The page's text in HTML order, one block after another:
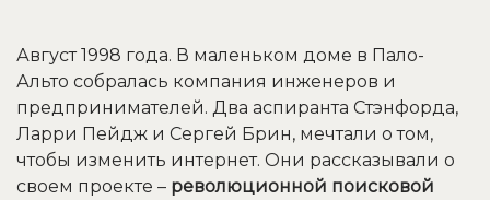
Август 1998 года. В маленьком доме в Пало-
Альто собралась компания инженеров и
предпринимателей. Два аспиранта Стэнфорда,
Ларри Пейдж и Сергей Брин, мечтали о том,
чтобы изменить интернет. Они рассказывали о
своем проекте – революционной поисковой